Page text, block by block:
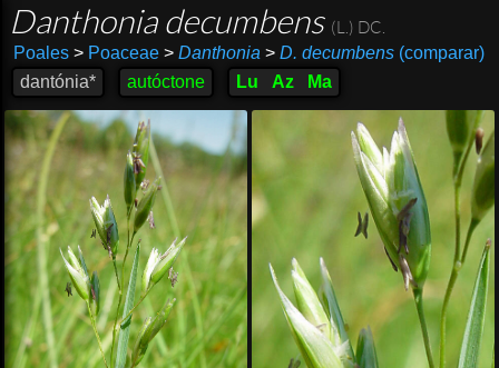
Danthonia decumbens (L.) DC.
Poales >Poaceae > Danthonia > D. decumbens(comparar)
dantónia*
autóctone Lu Az Ma